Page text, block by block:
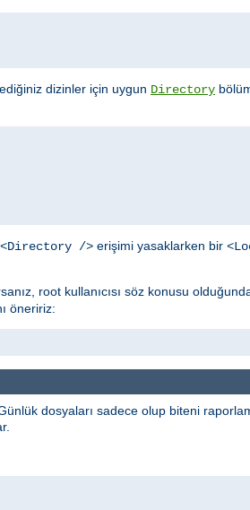
dizinler için uygun Directory
<Directory /> erişimi yasaklarken bir
root kullanıcısı söz konusu
öneririz:
Günlük dosyaları sadece olup biteni